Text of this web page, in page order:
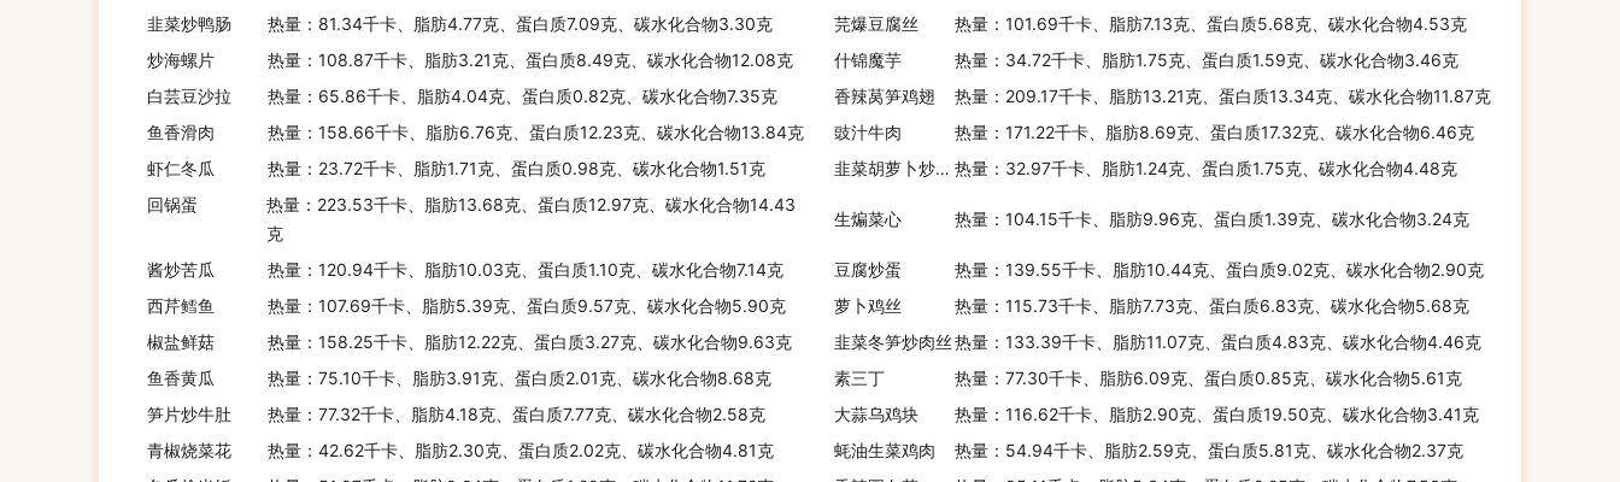
韭菜炒鸭肠
热量：81.34千卡、脂肪4.77克、蛋白质7.09克、碳水化合物3.30克 芫爆豆腐丝
热量：101.69千卡、脂肪7.13克、蛋白质5.68克、碳水化合物4.53克
炒海螺片
热量：108.87千卡、脂肪3.21克、蛋白质8.49克、碳水化合物12.08克 什锦魔芋
热量：34.72千卡、脂肪1.75克、蛋白质1.59克、碳水化合物3.46克
白芸豆沙拉
热量：65.86千卡、脂肪4.04克、蛋白质0.82克、碳水化合物7.35克 香辣莴笋鸡翅
热量：209.17千卡、脂肪13.21克、蛋白质13.34克、碳水化合物11.87克
鱼香滑肉
热量：158.66千卡、脂肪6.76克、蛋白质12.23克、碳水化合物13.84克 豉汁牛肉
热量：171.22千卡、脂肪8.69克、蛋白质17.32克、碳水化合物6.46克
虾仁冬瓜
热量：23.72千卡、脂肪1.71克、蛋白质0.98克、碳水化合物1.51克 韭菜胡萝卜炒绿豆芽 热量：32.97千卡、脂肪1.24克、蛋白质1.75克、碳水化合物4.48克
回锅蛋
热量：223.53千卡、脂肪13.68克、蛋白质12.97克、碳水化合物14.43
克
生煸菜心 热量：104.15千卡、脂肪9.96克、蛋白质1.39克、碳水化合物3.24克
酱炒苦瓜 热量：120.94千卡、脂肪10.03克、蛋白质1.10克、碳水化合物7.14克 豆腐炒蛋
热量：139.55千卡、脂肪10.44克、蛋白质9.02克、碳水化合物2.90克
西芹鳕鱼
热量：107.69千卡、脂肪5.39克、蛋白质9.57克、碳水化合物5.90克 萝卜鸡丝
热量：115.73千卡、脂肪7.73克、蛋白质6.83克、碳水化合物5.68克
椒盐鲜菇
热量：158.25千卡、脂肪12.22克、蛋白质3.27克、碳水化合物9.63克 韭菜冬笋炒肉丝热量：133.39千卡、脂肪11.07克、蛋白质4.83克、碳水化合物4.46克
鱼香黄瓜
热量：75.10千卡、脂肪3.91克、蛋白质2.01克、碳水化合物8.68克 素三丁
热量：77.30千卡、脂肪6.09克、蛋白质0.85克、碳水化合物5.61克
笋片炒牛肚
热量：77.32千卡、脂肪4.18克、蛋白质7.77克、碳水化合物2.58克 大蒜乌鸡块
热量：116.62千卡、脂肪2.90克、蛋白质19.50克、碳水化合物3.41克
青椒烧菜花
热量：42.62千卡、脂肪2.30克、蛋白质2.02克、碳水化合物4.81克 蚝油生菜鸡肉
热量：54.94千卡、脂肪2.59克、蛋白质5.81克、碳水化合物2.37克